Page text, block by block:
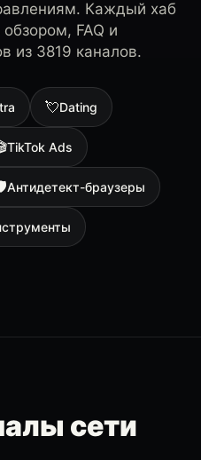
Каждый хаб
FAQ и
из 3819 каналов.
💘Dating
TikTok Ads
Антидетект-браузеры
сети